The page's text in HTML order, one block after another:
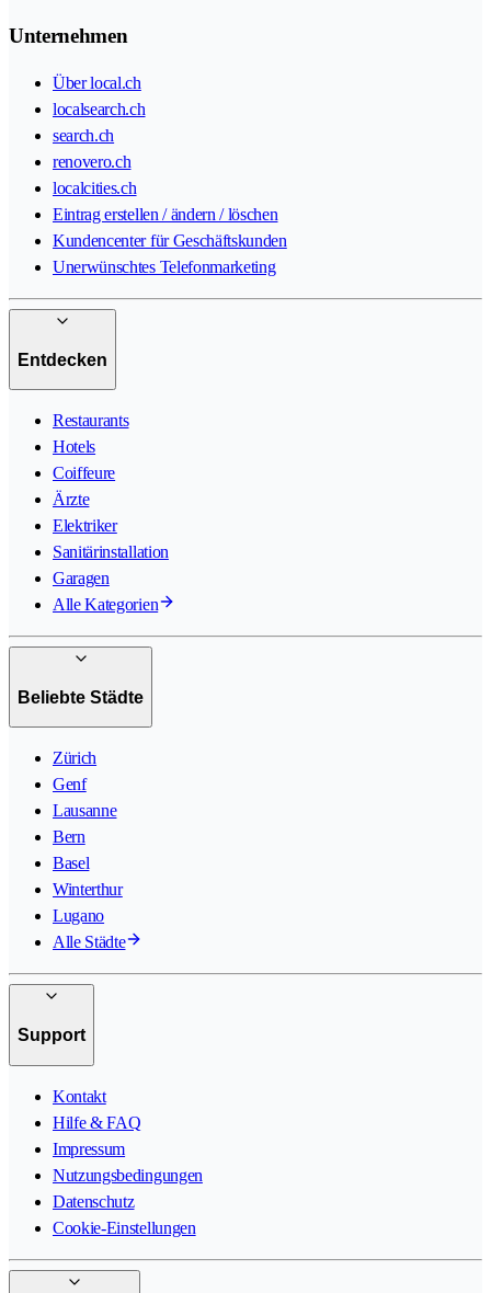
Unternehmen
Über local.ch
localsearch.ch
search.ch
renovero.ch
localcities.ch
Eintrag erstellen / ändern / löschen
Kundencenter für Geschäftskunden
Unerwünschtes Telefonmarketing
Entdecken
Restaurants
Hotels
Coiffeure
Ärzte
Elektriker
Sanitärinstallation
Garagen
Alle Kategorien
Beliebte Städte
Zürich
Genf
Lausanne
Bern
Basel
Winterthur
Lugano
Alle Städte
Support
Kontakt
Hilfe & FAQ
Impressum
Nutzungsbedingungen
Datenschutz
Cookie-Einstellungen